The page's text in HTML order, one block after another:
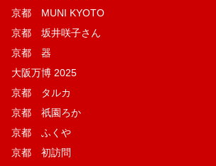
京都 MUNI KYOTO
京都 坂井咲子さん
京都 器
大阪万博 2025
京都 タルカ
京都 祇園ろか
京都 ふくや
京都 初訪問